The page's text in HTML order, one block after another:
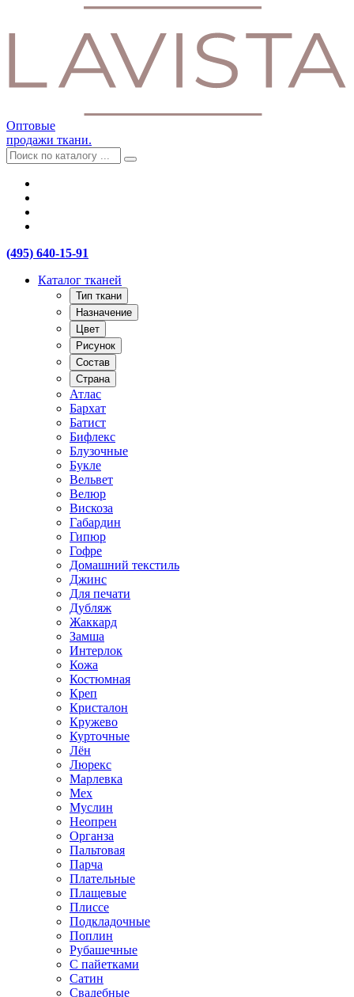
Оптовые
продажи ткани.
(495) 640-15-91
Каталог тканей
Тип ткани
Назначение
Цвет
Рисунок
Состав
Страна
Атлас
Бархат
Батист
Бифлекс
Блузочные
Букле
Вельвет
Велюр
Вискоза
Габардин
Гипюр
Гофре
Домашний текстиль
Джинс
Для печати
Дубляж
Жаккард
Замша
Интерлок
Кожа
Костюмная
Креп
Кристалон
Кружево
Курточные
Лён
Люрекс
Марлевка
Мех
Муслин
Неопрен
Органза
Пальтовая
Парча
Плательные
Плащевые
Плиссе
Подкладочные
Поплин
Рубашечные
С пайетками
Сатин
Свадебные